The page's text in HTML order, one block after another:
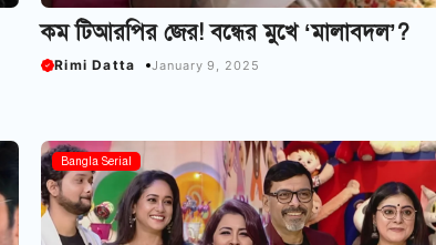
কম টিআরপির জের! বন্ধের মুখে ‘মালাবদল’?
Rimi Datta January 9, 2025
Bangla Serial